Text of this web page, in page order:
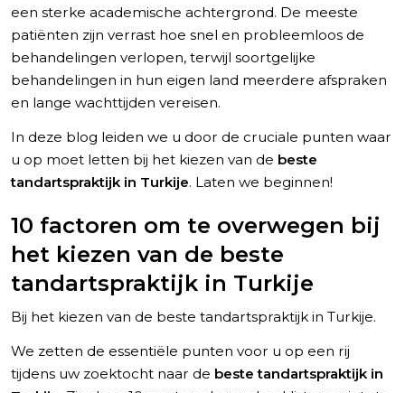
een sterke academische achtergrond. De meeste
patiënten zijn verrast hoe snel en probleemloos de
behandelingen verlopen, terwijl soortgelijke
behandelingen in hun eigen land meerdere afspraken
en lange wachttijden vereisen.
In deze blog leiden we u door de cruciale punten waar
u op moet letten bij het kiezen van de beste
tandartspraktijk in Turkije. Laten we beginnen!
10 factoren om te overwegen bij
het kiezen van de beste
tandartspraktijk in Turkije
Bij het kiezen van de beste tandartspraktijk in Turkije.
We zetten de essentiële punten voor u op een rij
tijdens uw zoektocht naar de beste tandartspraktijk in